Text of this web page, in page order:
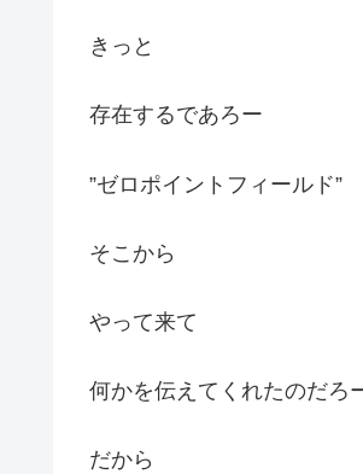
きっと
存在するであろー
”ゼロポイントフィールド”
そこから
やって来て
何かを伝えてくれたのだろ
だから